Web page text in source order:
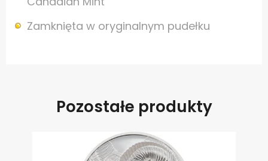
Zamknięta w oryginalnym pudełku
Pozostałe produkty